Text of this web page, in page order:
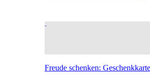
Freude schenken: